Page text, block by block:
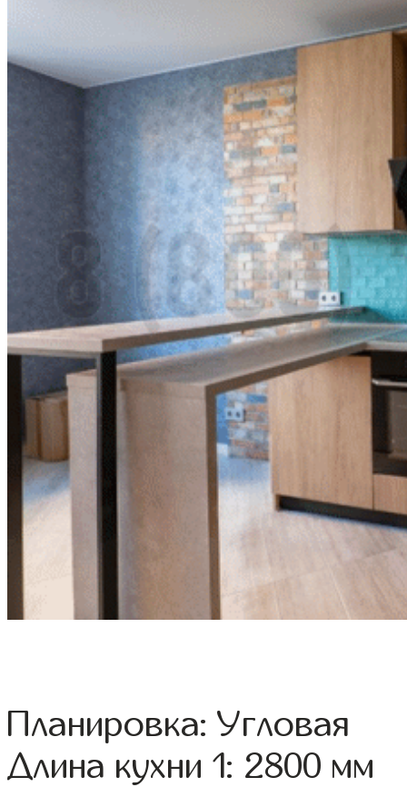
Планировка: Угловая
Длина кухни 1: 2800 мм